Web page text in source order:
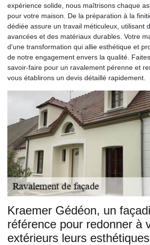
expérience solide, nous maîtrisons chaque
pour votre maison. De la préparation à la
dédiée assure un travail méticuleux, utilisant
avancées et des matériaux durables. Votre
d'une transformation qui allie esthétique et
de notre engagement envers la qualité.
savoir-faire pour un ravalement pérenne et
vous établirons un devis détaillé rapidement.
Kraemer Gédéon, un
référence pour redonner à
extérieurs leurs